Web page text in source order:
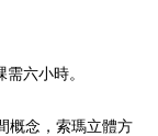
六小時。
概念，索瑪立體方